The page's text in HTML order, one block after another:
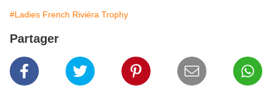
#Ladies French Riviéra Trophy
Partager